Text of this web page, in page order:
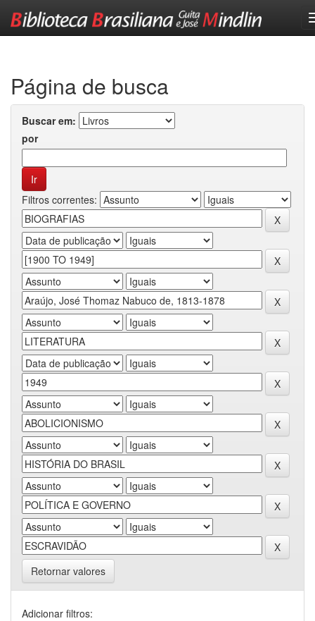
Página de busca
Buscar em:
por
Filtros correntes:
Retornar valores
Adicionar filtros: